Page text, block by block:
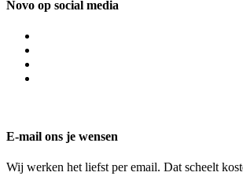
Novo op social media
E-mail ons je wensen
Wij werken het liefst per email. Dat scheelt